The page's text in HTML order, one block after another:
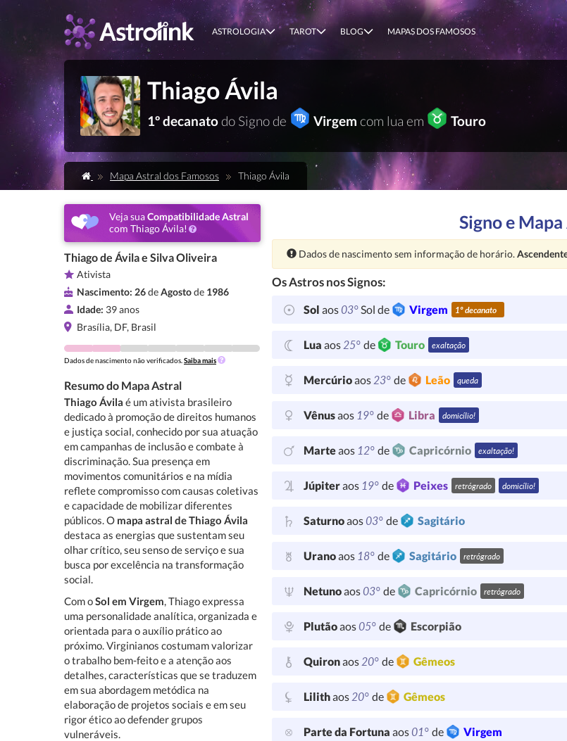
ASTROLOGIA TAROT BLOG MAPAS DOS FAMOSOS
Thiago Ávila
1º decanatodo Signo de Virgem com lua em Touro
Mapa Astral dos Famosos Thiago Ávila
Veja suaCompatibilidade Astral
com Thiago Ávila!
Thiago de Ávila e Silva Oliveira
Ativista
Nascimento: 26deAgostode 1986
Idade: 39 anos
Brasília, DF, Brasil
Dados de nascimento não verificados. Saiba mais
Resumo do Mapa Astral
Thiago Ávila é um ativista brasileiro
dedicado à promoção de direitos humanos
e justiça social, conhecido por sua atuação
em campanhas de inclusão e combate à
discriminação. Sua presença em
movimentos comunitários e na mídia
reflete compromisso com causas coletivas
e capacidade de mobilizar diferentes
públicos. O mapa astral de Thiago Ávila
destaca as energias que sustentam seu
olhar crítico, seu senso de serviço e sua
busca por excelência na transformação
social.
Com oSol em Virgem, Thiago expressa
uma personalidade analítica, organizada e
orientada para o auxílio prático ao
próximo. Virginianos costumam valorizar
o trabalho bem-feito e a atenção aos
detalhes, características que se traduzem
em sua abordagem metódica na
elaboração de projetos sociais e em seu
rigor ético ao defender grupos
vulneráveis.
Signo e
Atenção:
Dados de nascimento sem informação de horário.
Os Astros nos Signos:
Sol aos03°Sol de Virgem 1º decanato
Lua aos25° de Touro exaltação
Mercúrioaos23° de Leão queda
Vênusaos 19° de Libra domicílio!
Marteaos 12° de Capricórnio exaltação!
Júpiteraos 19° de Peixes retrógrado domicílio!
Saturnoaos03° de Sagitário
Uranoaos 18° de Sagitário retrógrado
Netunoaos03° de Capricórnio retrógrado
Plutãoaos05° de Escorpião
Quironaos20° de Gêmeos
Lilithaos20° de Gêmeos
Parte da Fortuna aos01° de Virgem